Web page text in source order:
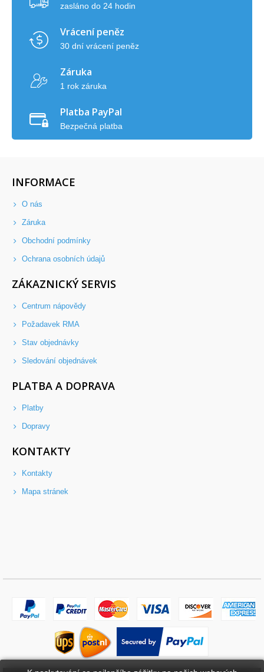
zasláno do 24 hodin
Vrácení peněz
30 dní vrácení peněz
Záruka
1 rok záruka
Platba PayPal
Bezpečná platba
INFORMACE
O nás
Záruka
Obchodní podmínky
Ochrana osobních údajů
ZÁKAZNICKÝ SERVIS
Centrum nápovědy
Požadavek RMA
Stav objednávky
Sledování objednávek
PLATBA A DOPRAVA
Platby
Dopravy
KONTAKTY
Kontakty
Mapa stránek